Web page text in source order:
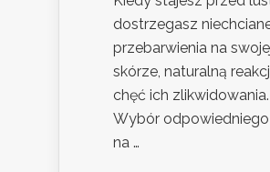
dostrzegasz
przebarwienia na
skórze, naturalną
chęć ich zlikwidowania.
Wybór
na …